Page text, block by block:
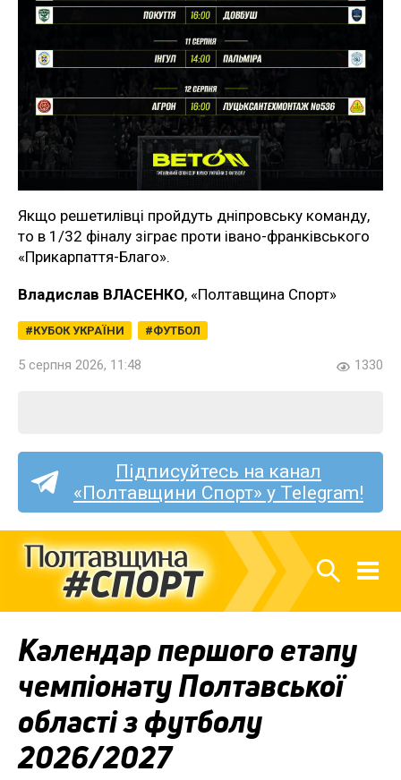
Якщо решетилівці пройдуть дніпровську команду,
то в 1/32 фіналу зіграє проти івано-франківського
«Прикарпаття-Благо».
Владислав ВЛАСЕНКО, «Полтавщина Спорт»
КУБОК УКРАЇНИ ФУТБОЛ
5 серпня 2026, 11:48 1330
Підписуйтесь на канал
«Полтавщини Спорт» у Telegram!
Календар першого етапу
чемпіонату Полтавської
області з футболу
2026/2027